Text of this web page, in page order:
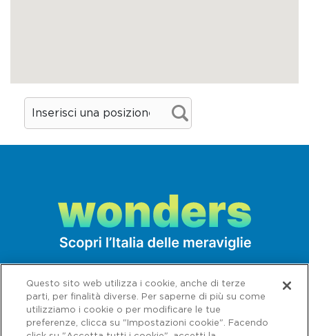
Questo sito web utilizza i cookie, anche di terze
parti, per finalità diverse. Per saperne di più su come
utilizziamo i cookie o per modificare le tue
preferenze, clicca su "Impostazioni cookie". Facendo